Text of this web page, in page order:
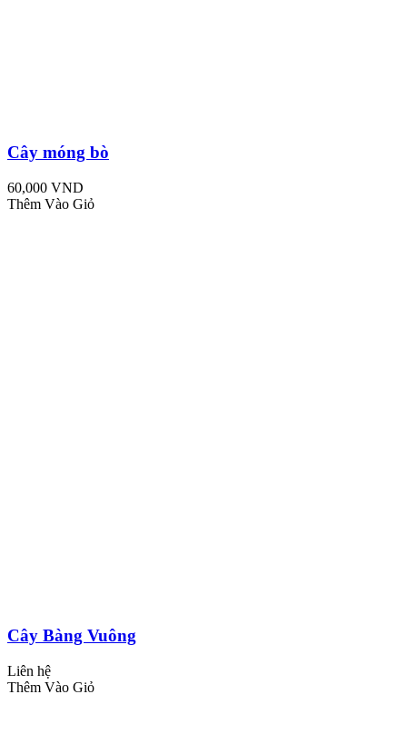
Cây móng bò
60,000 VND
Thêm Vào Giỏ
Cây Bàng Vuông
Liên hệ
Thêm Vào Giỏ